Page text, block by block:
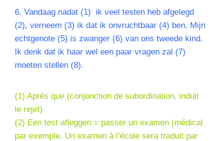
6. Vandaag nadat (1) ik veel testen heb afgelegd
(2), verneem (3) ik dat ik onvruchtbaar (4) ben. Mijn
echtgenote (5) is zwanger (6) van ons tweede kind.
Ik denk dat ik haar wel een paar vragen zal (7)
moeten stellen (8).
(1) Après que (conjonction de subordination, induit
le rejet)
(2) Een test afleggen = passer un examen (médical
par exemple. Un examen à l’école sera traduit par